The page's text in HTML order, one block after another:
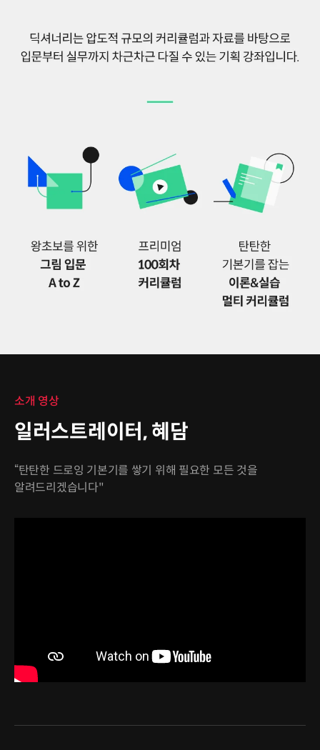
소개 영상
일러스트레이터, 혜담
“탄탄한 드로잉 기본기를 쌓기 위해 필요한 모든 것을
알려드리겠습니다"